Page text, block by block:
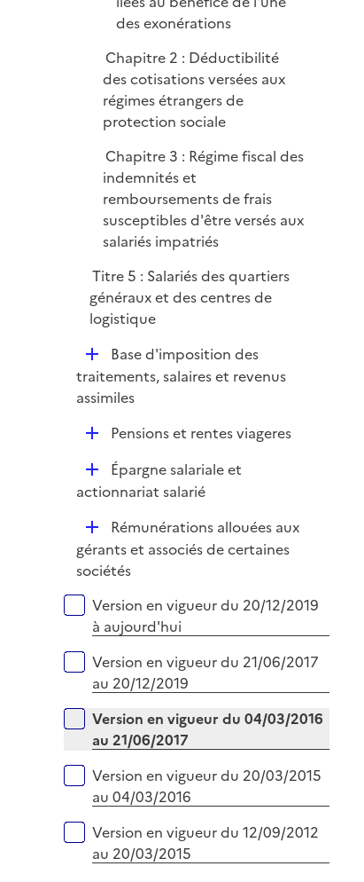
des exonérations
Chapitre 2 : Déductibilité
des cotisations versées aux
régimes étrangers de
protection sociale
Chapitre 3 : Régime fiscal des
indemnités et
remboursements de frais
susceptibles d'être versés aux
salariés impatriés
Titre 5 : Salariés des quartiers
généraux et des centres de
logistique
D
é
p
Base d'imposition des
traitements, salaires et revenus
assimiles
D
l
r
Pensions et rentes viageres
D
é
i
e
r
Épargne salariale et
actionnariat salarié
D
é
p
i
e
r
Rémunérations allouées aux
gérants et associés de certaines
sociétés
Versions sur la période
Version en vigueur du 20/12/2019
à aujourd'hui
Version en vigueur du 21/06/2017
au 20/12/2019
Version en vigueur du 04/03/2016
au 21/06/2017
Version en vigueur du 20/03/2015
au 04/03/2016
Version en vigueur du 12/09/2012
au 20/03/2015